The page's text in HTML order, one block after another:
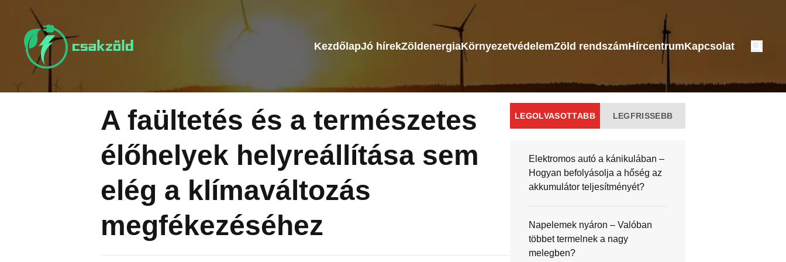
a
KezdőlapJó hírekZöldenergiaKörnyezetvédelemZöld rendszámHírcentrumKapcsolat
A faültetés és a természetes
élőhelyek helyreállítása sem
elég a klímaváltozás
megfékezéséhez
LEGOLVASOTTABB LEGFRISSEBB
Elektromos autó a kánikulában –
Hogyan befolyásolja a hőség az
akkumulátor teljesítményét?
Napelemek nyáron – Valóban
többet termelnek a nagy
melegben?